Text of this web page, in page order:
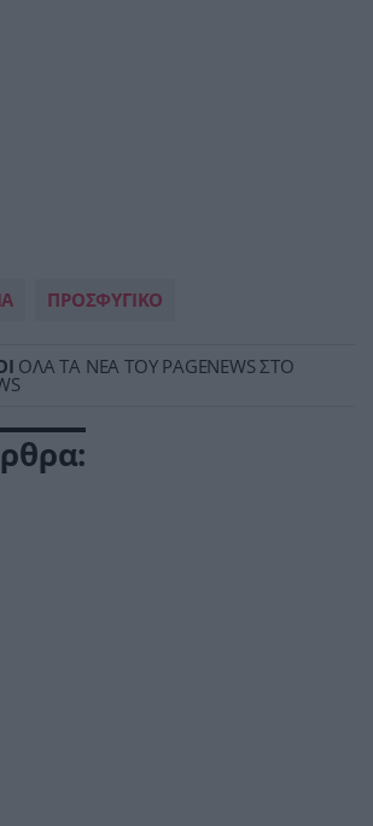
ΠΡΟΣΦΥΓΙΚΟ
ΟΛΑ ΤΑ ΝΕΑ ΤΟΥ PAGENEWS ΣΤΟ